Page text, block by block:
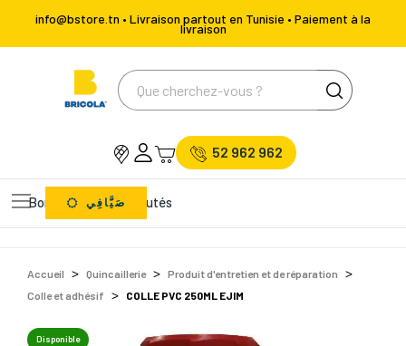
info@bstore.tn • Livraison partout en Tunisie • Paiement à la
livraison
52 962 962
Bons Plans Nouveautés
صَيَّافِي
Accueil Quincaillerie
Produit d'entretien et de réparation
Colle et adhésif
COLLE PVC 250ML EJIM
Disponible